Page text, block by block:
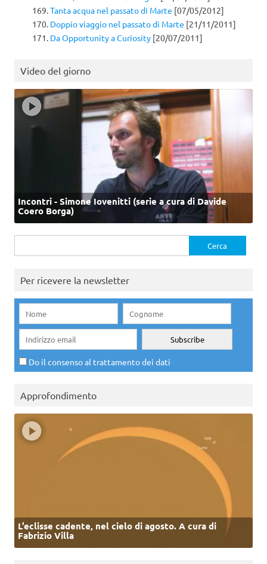
Tanta acqua nel passato di Marte [07/05/2012]
Doppio viaggio nel passato di Marte [21/11/2011]
Da Opportunity a Curiosity [20/07/2011]
Video del giorno
Incontri - Simone Iovenitti (serie a cura di Davide
Coero Borga)
per:
Per ricevere la newsletter
Do il consenso al trattamento dei dati
Approfondimento
L’eclisse cadente, nel cielo di agosto. A cura di
Fabrizio Villa